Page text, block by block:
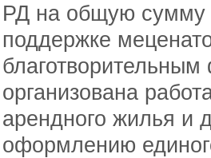
РД на общую сумму
поддержке
организована
арендного жилья и
оформлению